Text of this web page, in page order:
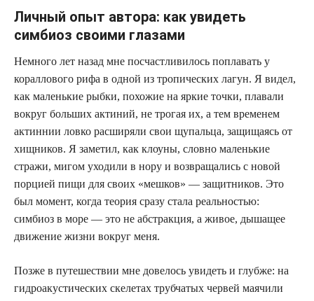
Личный опыт автора: как увидеть
симбиоз своими глазами
Немного лет назад мне посчастливилось поплавать у
кораллового рифа в одной из тропических лагун. Я видел,
как маленькие рыбки, похожие на яркие точки, плавали
вокруг больших актиний, не трогая их, а тем временем
актиннии ловко расширяли свои щупальца, защищаясь от
хищников. Я заметил, как клоуны, словно маленькие
стражи, мигом уходили в нору и возвращались с новой
порцией пищи для своих «мешков» — защитников. Это
был момент, когда теория сразу стала реальностью:
симбиоз в море — это не абстракция, а живое, дышащее
движение жизни вокруг меня.
Позже в путешествии мне довелось увидеть и глубже: на
гидроакустических скелетах трубчатых червей маячили